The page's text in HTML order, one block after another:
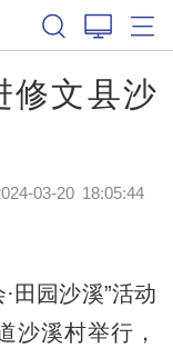
修文县沙
03-20 18:05:44
园沙溪”活动
沙溪村举行，